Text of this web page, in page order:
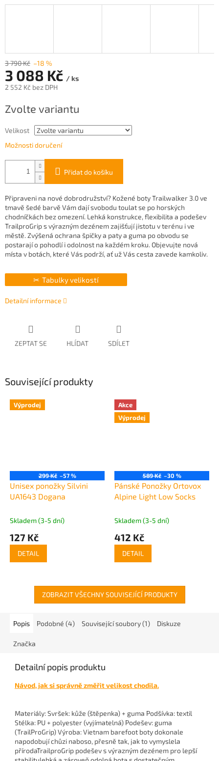
3 790 Kč –18 %
3 088 Kč / ks
2 552 Kč bez DPH
cena:
Zvolte variantu
Velikost
Možnosti doručení
Přidat do košíku
Připraveni na nové dobrodružství? Kožené boty Trailwalker 3.0 ve
tmavě šedé barvě Vám dají svobodu toulat se po horských
chodníčkách bez omezení. Lehká konstrukce, flexibilita a podešev
TrailproGrip s výrazným dezénem zajišťují jistotu v terénu i ve
městě. Zvýšená ochrana špičky a paty a guma po obvodu se
postarají o pohodlí i odolnost na každém kroku. Objevujte nová
místa v botách, které Vás podrží, ať už Vás cesta zavede kamkoliv.
Tabulky velikostí
Detailní informace
ZEPTAT SE HLÍDAT SDÍLET
Související produkty
Výprodej
299 Kč –57 %
Unisex ponožky Silvini
UA1643 Dogana
Skladem (3-5 dní)
127 Kč
DETAIL
Akce
Výprodej
589 Kč –30 %
Pánské Ponožky Ortovox
Alpine Light Low Socks
Skladem (3-5 dní)
412 Kč
DETAIL
ZOBRAZIT VŠECHNY SOUVISEJÍCÍ PRODUKTY
Popis Podobné (4) Související soubory (1) Diskuze
Značka
Detailní popis produktu
Návod, jak si správně změřit velikost chodila.
Materiály: Svršek: kůže (štěpenka) + guma Podšívka: textil
Stélka: PU + polyester (vyjímatelná) Podešev: guma
(TrailProGrip) Výroba: Vietnam barefoot boty dokonale
napodobují chůzi naboso, přesně tak, jak to vymyslela
přírodaTrailproGrip podešev s výrazným dezénem pro lepší